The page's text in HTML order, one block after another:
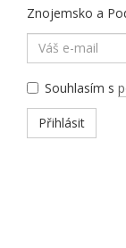
Znojemsko a
Souhlasím s
Přihlásit